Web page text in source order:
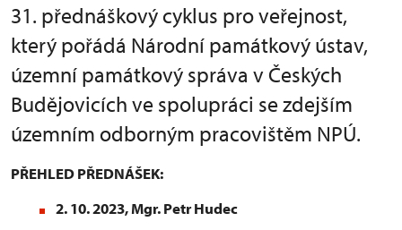
31. přednáškový cyklus pro veřejnost,
který pořádá Národní památkový ústav,
územní památkový správa v Českých
Budějovicích ve spolupráci se zdejším
územním odborným pracovištěm NPÚ.
PŘEHLED PŘEDNÁŠEK:
2. 10. 2023, Mgr. Petr Hudec